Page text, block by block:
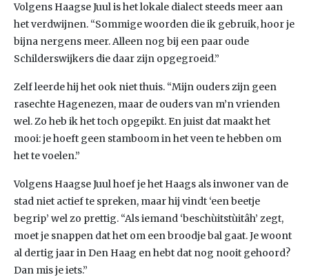
Volgens Haagse Juul is het lokale dialect steeds meer aan
het verdwijnen. “Sommige woorden die ik gebruik, hoor je
bijna nergens meer. Alleen nog bij een paar oude
Schilderswijkers die daar zijn opgegroeid.”
Zelf leerde hij het ook niet thuis. “Mijn ouders zijn geen
rasechte Hagenezen, maar de ouders van m’n vrienden
wel. Zo heb ik het toch opgepikt. En juist dat maakt het
mooi: je hoeft geen stamboom in het veen te hebben om
het te voelen.”
Volgens Haagse Juul hoef je het Haags als inwoner van de
stad niet actief te spreken, maar hij vindt ‘een beetje
begrip’ wel zo prettig. “Als iemand ‘beschùitstùitâh’ zegt,
moet je snappen dat het om een broodje bal gaat. Je woont
al dertig jaar in Den Haag en hebt dat nog nooit gehoord?
Dan mis je iets.”